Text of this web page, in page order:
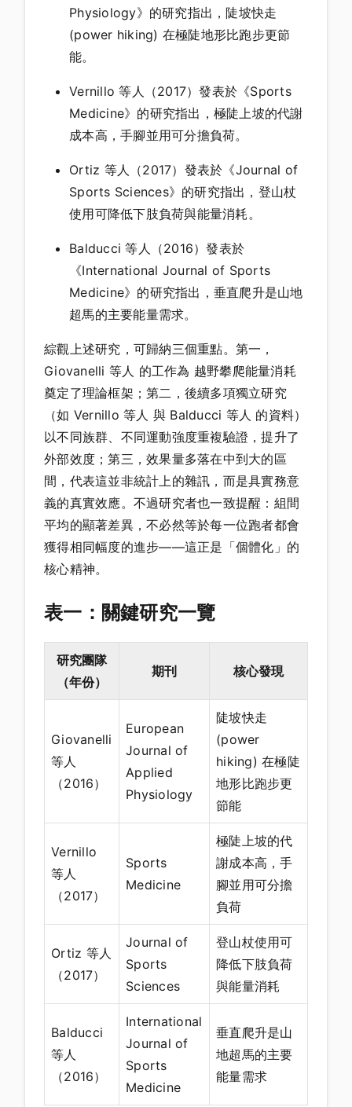
Physiology》的研究指出，陡坡快走
(power hiking) 在極陡地形比跑步更節
能。
Vernillo 等人（2017）發表於《Sports
Medicine》的研究指出，極陡上坡的代謝
成本高，手腳並用可分擔負荷。
Ortiz 等人（2017）發表於《Journal of
Sports Sciences》的研究指出，登山杖
使用可降低下肢負荷與能量消耗。
Balducci 等人（2016）發表於
《International Journal of Sports
Medicine》的研究指出，垂直爬升是山地
超馬的主要能量需求。
綜觀上述研究，可歸納三個重點。第一，
Giovanelli 等人 的工作為 越野攀爬能量消耗
奠定了理論框架；第二，後續多項獨立研究
（如 Vernillo 等人 與 Balducci 等人 的資料）
以不同族群、不同運動強度重複驗證，提升了
外部效度；第三，效果量多落在中到大的區
間，代表這並非統計上的雜訊，而是具實務意
義的真實效應。不過研究者也一致提醒：組間
平均的顯著差異，不必然等於每一位跑者都會
獲得相同幅度的進步——這正是「個體化」的
核心精神。
表一：關鍵研究一覽
研究團隊
（年份）
期刊 核心發現
Giovanelli
等人
（2016）
European
Journal of
Applied
Physiology
陡坡快走
(power
hiking) 在極陡
地形比跑步更
節能
Vernillo
等人
（2017）
Sports
Medicine
極陡上坡的代
謝成本高，手
腳並用可分擔
負荷
Ortiz 等人
（2017）
Journal of
Sports
Sciences
登山杖使用可
降低下肢負荷
與能量消耗
Balducci
等人
（2016）
International
Journal of
Sports
Medicine
垂直爬升是山
地超馬的主要
能量需求